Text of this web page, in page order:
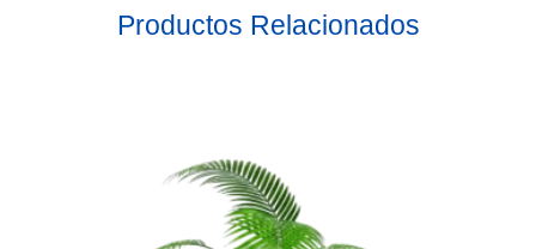
Productos Relacionados